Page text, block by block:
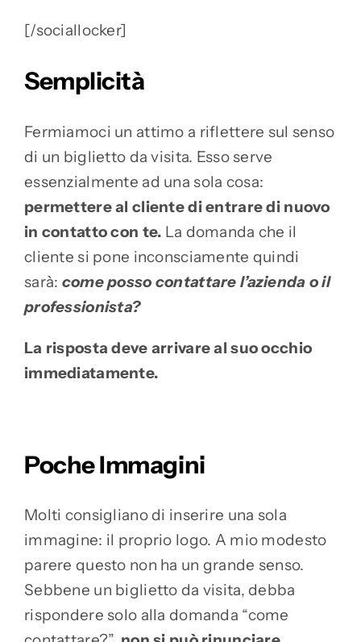
[/sociallocker]
Semplicità
Fermiamoci un attimo a riflettere sul senso
di un biglietto da visita. Esso serve
essenzialmente ad una sola cosa:
permettere al cliente di entrare di nuovo
in contatto con te. La domanda che il
cliente si pone inconsciamente quindi
sarà: come posso contattare l’azienda o il
professionista?
La risposta deve arrivare al suo occhio
immediatamente.
Poche Immagini
Molti consigliano di inserire una sola
immagine: il proprio logo. A mio modesto
parere questo non ha un grande senso.
Sebbene un biglietto da visita, debba
rispondere solo alla domanda “come